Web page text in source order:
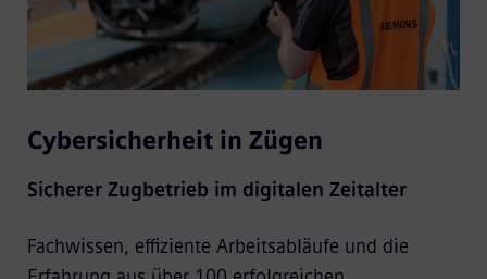
Cybersicherheit in Zügen
Sicherer Zugbetrieb im digitalen Zeitalter
Fachwissen, effiziente Arbeitsabläufe und die